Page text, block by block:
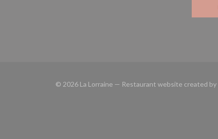
© 2026 La Lorraine — Restaurant website created by